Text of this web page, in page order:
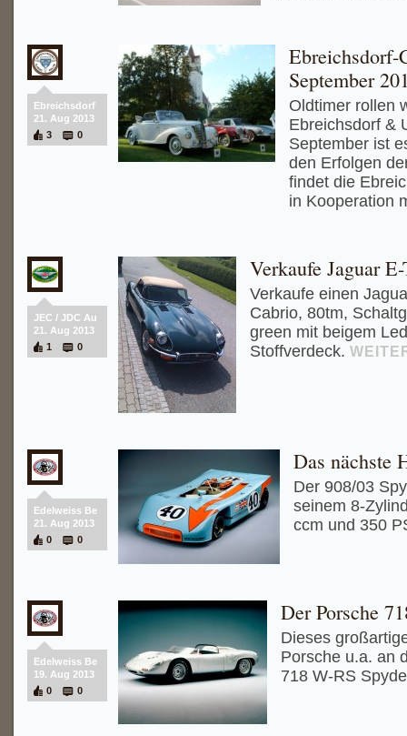
Ebreichsdorf
21. Aug 2013
3
0
Ebreichsdorf-
September
Oldtimer rollen
Ebreichsdorf &
September ist
den Erfolgen
findet die
in Kooperation
JEC / JDC Au
21. Aug 2013
1
0
Verkaufe Jaguar
Verkaufe einen
Cabrio, 80tm,
green mit beigem
Stoffverdeck.
Edelweiss Be
21. Aug 2013
0
0
Das nächste
Der 908/03
seinem 8-
ccm und 350
Edelweiss Be
19. Aug 2013
0
0
Der Porsche
Dieses
Porsche u.a. an
718 W-RS